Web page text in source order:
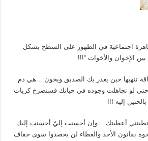
اجتماعية في الظهور على السطح بشكل
الإخوان والأخوات “!!!
تنهيها حين يغدر بك الصديق ويخون .. هي دم
لو تجاهلت وجوده في حياتك فستصرخ كريات
إليه !!!
أعطيتك .. وإن أحسنت إليّ أحسنت إليك
بقانون الأخذ والعطاء لن يحصدوا سوى جفاف